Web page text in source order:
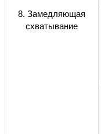
8. Замедляющая
схватывание